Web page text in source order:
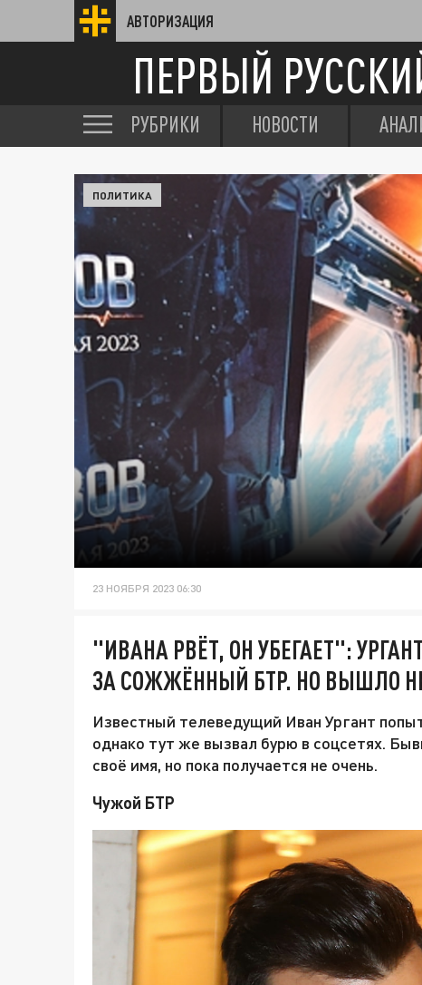
АВТОРИЗАЦИЯ
ПЕРВЫЙ
РУБРИКИ НОВОСТИ
ПОЛИТИКА
23 НОЯБРЯ 2023 06:30
"ИВАНА РВЁТ, ОН УБЕГАЕТ":
ЗА СОЖЖЁННЫЙ БТР. НО ВЫШЛО
Известный телеведущий Иван Ургант
однако тут же вызвал бурю в соцсетях.
своё имя, но пока получается не очень.
Чужой БТР